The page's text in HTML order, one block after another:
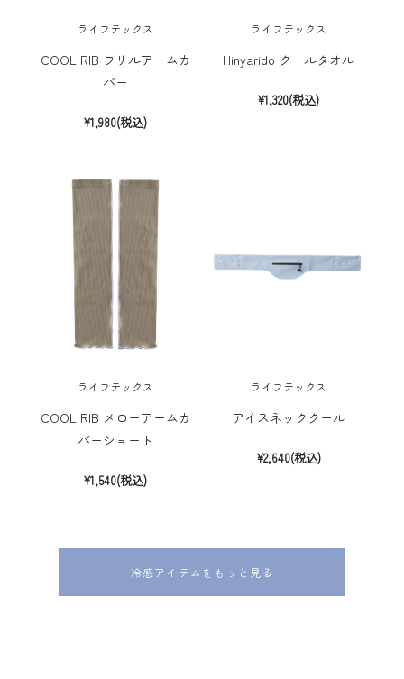
ライフテックス
COOL RIB フリルアームカ
バー
¥1,980(税込)
ライフテックス
Hinyarido クールタオル
¥1,320(税込)
ライフテックス
COOL RIB メローアームカ
バーショート
¥1,540(税込)
ライフテックス
アイスネッククール
¥2,640(税込)
冷感アイテムをもっと見る